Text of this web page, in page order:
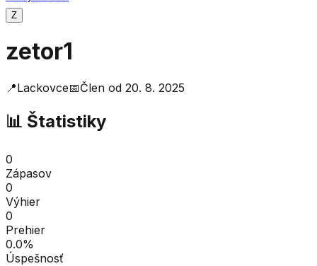
Z
zetor1
📍Lackovce📅Člen od 20. 8. 2025
📊 Štatistiky
0
Zápasov
0
Výhier
0
Prehier
0.0%
Úspešnosť